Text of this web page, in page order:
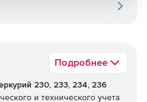
Подробнее
230, 233, 234, 236
и технического учета